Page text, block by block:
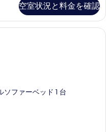
空室状況と料金を確認
ァミリー ルーム | 高級寝具、羽毛
ソファーベッド 1 台